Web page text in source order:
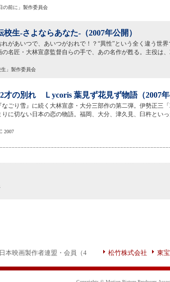
の前に」製作委員会
校生-さよならあなた-（2007年公開）
れがあいつで、あいつがおれで！？“異性”という全く違う世
の名匠・大林宣彦監督自らの手で、あの名作が甦る。主役は
生」製作委員会
才の別れ Ｌycoris 葉見ず花見ず物語（2007年
なごり雪』に続く大林宣彦・大分三部作の第二弾。伊勢正三
りに切ない日本の恋の物語。福岡、大分、津久見、臼杵とい
2007
本映画製作者連盟・会員（4
松竹株式会社 東